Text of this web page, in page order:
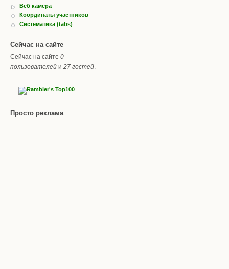
Веб камера
Координаты участников
Систематика (tabs)
Сейчас на сайте
Сейчас на сайте 0
пользователей и 27 гостей.
Просто реклама